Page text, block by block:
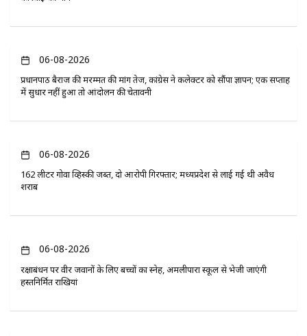
06-08-2026
प्रधानपाठ बैराज की मरम्मत की मांग तेज, कांग्रेस ने कलेक्टर को सौंपा ज्ञापन; एक सप्ताह
में सुधार नहीं हुआ तो आंदोलन की चेतावनी
06-08-2026
162 लीटर गोवा व्हिस्की जब्त, दो आरोपी गिरफ्तार; मध्यप्रदेश से लाई गई थी अवैध
शराब
06-08-2026
रक्षाबंधन पर वीर जवानों के लिए बच्चों का स्नेह, अमलीपारा स्कूल से भेजी जाएंगी
हस्तनिर्मित राखियां